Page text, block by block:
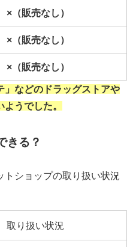
×（販売なし）
×（販売なし）
×（販売なし）
」などのドラッグストアや
うでした。
きる？
トショップの取り扱い状況
取り扱い状況